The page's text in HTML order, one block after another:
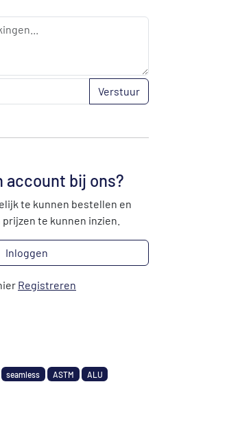
Verstuur
account bij ons?
te kunnen bestellen en
te kunnen inzien.
Inloggen
Registreren
seamless ASTM
ALU